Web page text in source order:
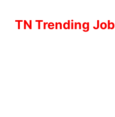
contentTN Trending Job